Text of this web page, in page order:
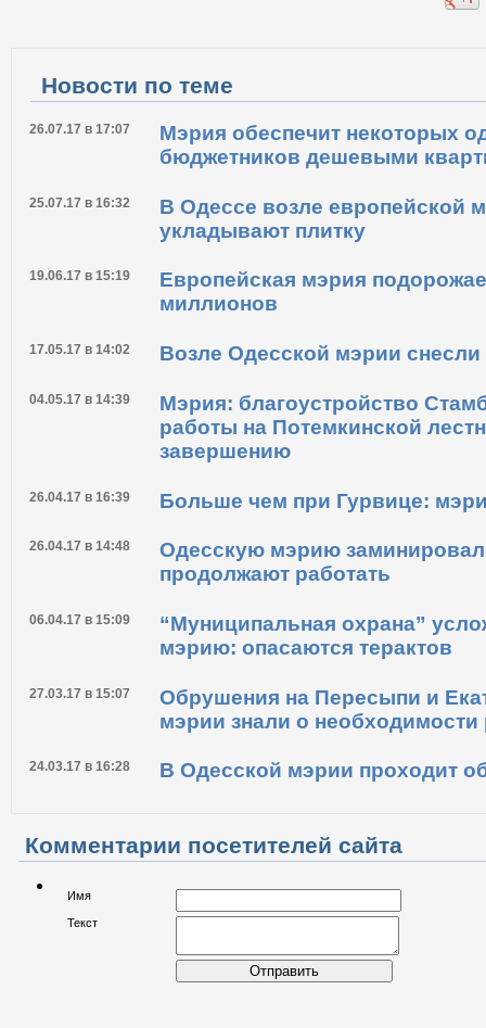
Новости по теме
26.07.17 в 17:07
Мэрия обеспечит некоторых
бюджетников дешевыми
25.07.17 в 16:32
В Одессе возле европейской
укладывают плитку
19.06.17 в 15:19
Европейская мэрия
миллионов
Возле Одесской мэрии снесли
Мэрия: благоустройство
работы на Потемкинской
Больше чем при Гурвице:
26.04.17 в 14:48
Одесскую мэрию
продолжают работать
06.04.17 в 15:09
“Муниципальная охрана”
мэрию: опасаются терактов
27.03.17 в 15:07
Обрушения на Пересыпи и
мэрии знали о необходимости
В Одесской мэрии проходит
Комментарии посетителей сайта